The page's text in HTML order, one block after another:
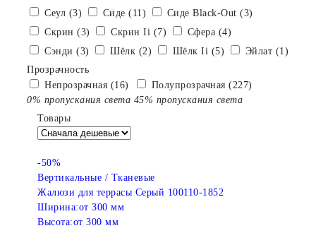
Сеул (3)
Сиде (11)
Сиде Black-Out (3)
Скрин (3)
Скрин Ii (7)
Сфера (4)
Сэнди (3)
Шёлк (2) Шёлк Ii (5)
Эйлат (1)
Прозрачность
Непрозрачная (16)
0% пропускания света
Полупрозрачная (227)
45% пропускания света
Товары
-50%
Вертикальные / Тканевые
Жалюзи для террасы Серый 100110-1852
Ширина:от 300 мм
Высота:от 300 мм